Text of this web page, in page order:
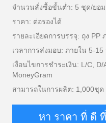
จำนวนสั่งซื้อขั้นต่ำ: 5 ชุด/ยอ
ราคา: ต่อรองได้
รายละเอียดการบรรจุ: ถุง
เวลาการส่งมอบ: ภายใน 5-
เงื่อนไขการชำระเงิน: L/C, D/
MoneyGram
สามารถในการผลิต: 1,000ชุด
หา ราคา ที่ ดี